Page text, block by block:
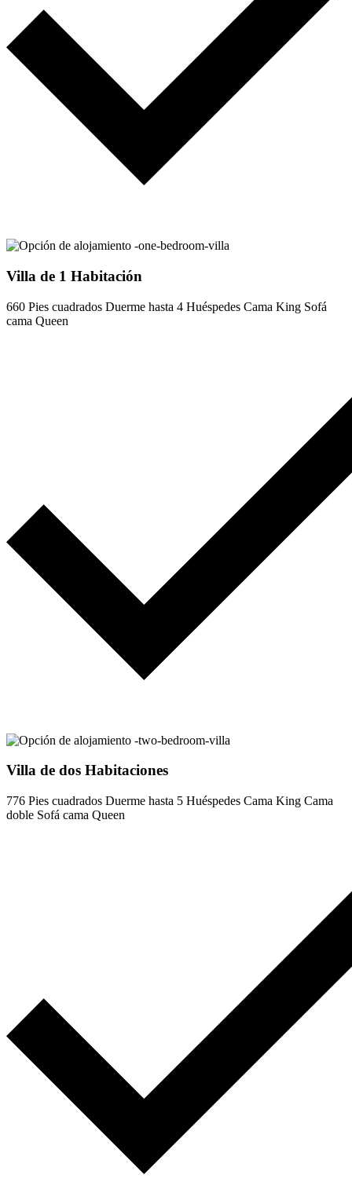
Villa de 1 Habitación
660 Pies cuadrados Duerme hasta 4 Huéspedes Cama King Sofá
cama Queen
Villa de dos Habitaciones
776 Pies cuadrados Duerme hasta 5 Huéspedes Cama King Cama
doble Sofá cama Queen